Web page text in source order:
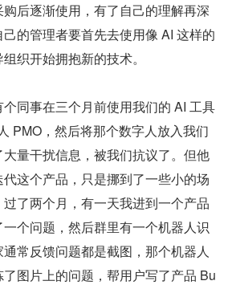
后逐渐使用，有了自己的理解再深
的管理者要首先去使用像 AI 这样的
织开始拥抱新的技术。
同事在三个月前使用我们的 AI 工具
PMO，然后将那个数字人放入我们
量干扰信息，被我们抗议了。但他
这个产品，只是挪到了一些小的场
了两个月，有一天我进到一个产品
个问题，然后群里有一个机器人识
常反馈问题都是截图，那个机器人
图片上的问题，帮用户写了产品 Bu